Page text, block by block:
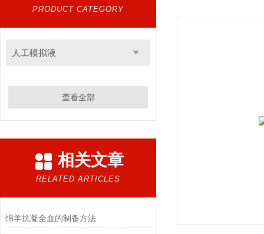
PRODUCT CATEGORY
人工模拟液
查看全部
相关文章
RELATED ARTICLES
绵羊抗凝全血的制备方法